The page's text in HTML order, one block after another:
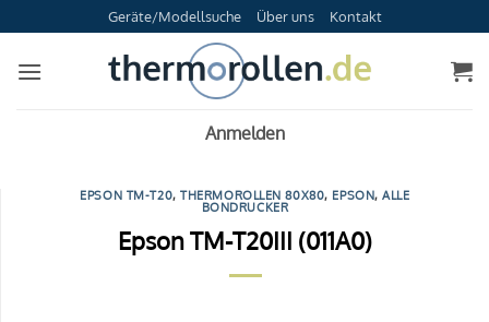
Inhalt
springen
Geräte/Modellsuche Über uns Kontakt
Anmelden
EPSON TM-T20,THERMOROLLEN 80X80, EPSON,ALLE
BONDRUCKER
Epson TM-T20III (011A0)